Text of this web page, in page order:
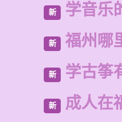
新 学音乐
新 福州哪
新 学古筝
新 成人在